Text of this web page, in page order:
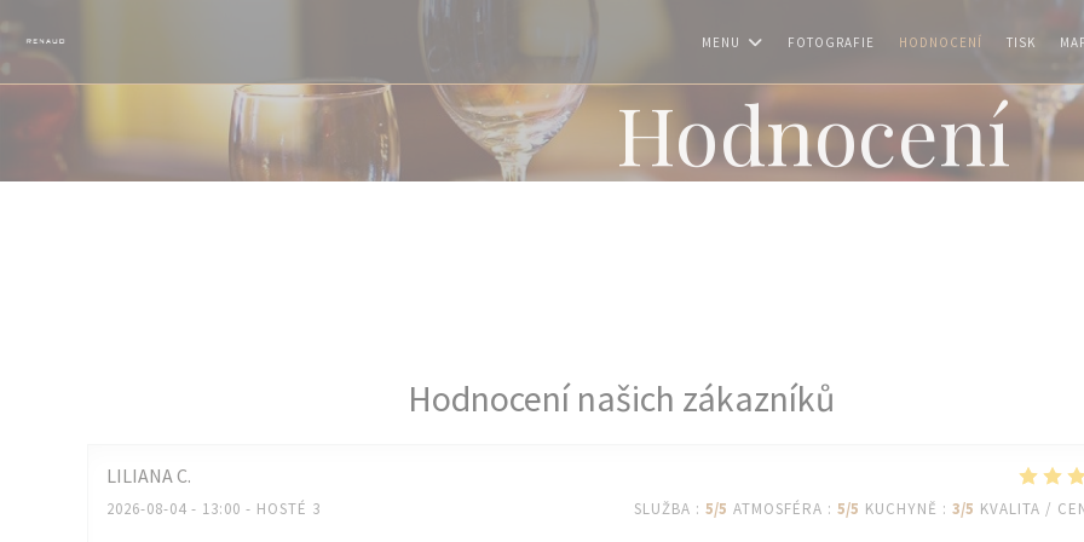
MENU FOTOGRAFIE HODNOCENÍ TISK
Hodnocení
Hodnocení našich zákazníků
LILIANAC
2026-08-04 - 13:00 - HOSTÉ 3 SLUŽBA : 5/5 ATMOSFÉRA : 5/5 KUCHYNĚ : 3/5 KVALITA /